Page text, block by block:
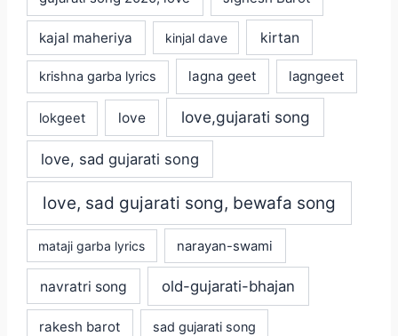
kajal maheriya kinjal dave kirtan
krishna garba lyrics lagna geet lagngeet
lokgeet love love,gujarati song
love, sad gujarati song
love, sad gujarati song, bewafa song
mataji garba lyrics narayan-swami
navratri song old-gujarati-bhajan
rakesh barot sad gujarati song